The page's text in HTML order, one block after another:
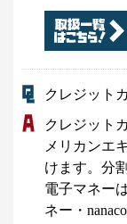
クレジット
クレジット
メリカンエ
けます。分
電子マネー
ネー・